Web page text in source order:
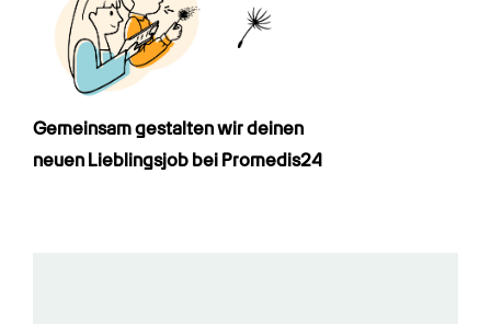
Gemeinsam gestalten wir deinen
neuen Lieblingsjob bei Promedis24